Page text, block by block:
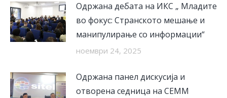
Одржана дебата на ИКС „ Младите
во фокус: Странското мешање и
манипулирање со информации“
ноември 24, 2025
Одржана панел дискусија и
отворена седница на СЕММ